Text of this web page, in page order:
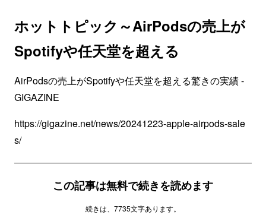
ホットトピック～AirPodsの売上が
Spotifyや任天堂を超える
AirPodsの売上がSpotifyや任天堂を超える驚きの実績 -
GIGAZINE
https://gigazine.net/news/20241223-apple-airpods-sale
s/
この記事は無料で続きを読めます
続きは、7735文字あります。